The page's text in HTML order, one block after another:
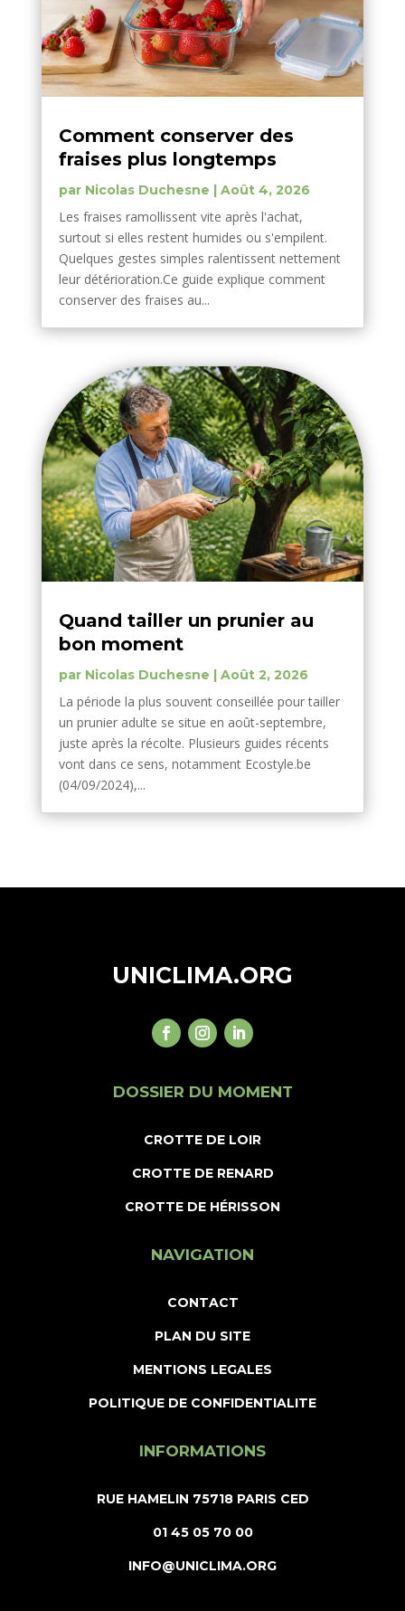
Comment conserver des
fraises plus longtemps
par Nicolas Duchesne | Août 4, 2026
Les fraises ramollissent vite après l'achat,
surtout si elles restent humides ou s'empilent.
Quelques gestes simples ralentissent nettement
leur détérioration.Ce guide explique comment
conserver des fraises au...
Quand tailler un prunier au
bon moment
par Nicolas Duchesne | Août 2, 2026
La période la plus souvent conseillée pour tailler
un prunier adulte se situe en août-septembre,
juste après la récolte. Plusieurs guides récents
vont dans ce sens, notamment Ecostyle.be
(04/09/2024),...
UNICLIMA.ORG
DOSSIER DU MOMENT
CROTTE DE LOIR
CROTTE DE RENARD
CROTTE DE HÉRISSON
NAVIGATION
CONTACT
PLAN DU SITE
MENTIONS LEGALES
POLITIQUE DE CONFIDENTIALITE
INFORMATIONS
RUE HAMELIN 75718 PARIS CED
01 45 05 70 00
INFO@UNICLIMA.ORG